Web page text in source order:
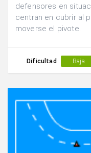
defensores en
centran en cubrir al
moverse el pivote.
Dificultad Baja